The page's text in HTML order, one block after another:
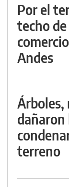
Por el
techo
Andes
Árboles,
dañaron
terreno